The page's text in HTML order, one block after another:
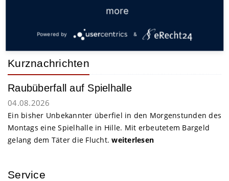
Zurück zum Archiv
Kurznachrichten
Raubüberfall auf Spielhalle
04.08.2026
Ein bisher Unbekannter überfiel in den Morgenstunden des
Montags eine Spielhalle in Hille. Mit erbeutetem Bargeld
gelang dem Täter die Flucht.weiterlesen
Service
more
Powered by &